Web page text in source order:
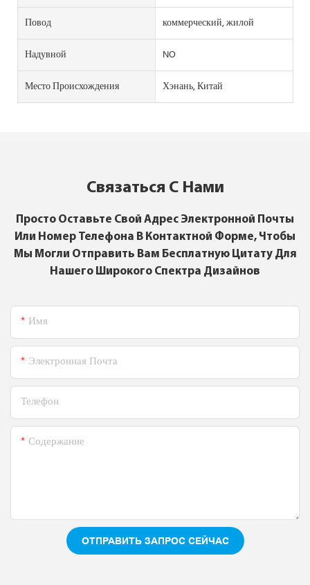
Повод
коммерческий, жилой
Надувной
NO
Место Происхождения
Хэнань, Китай
Связаться С Нами
Просто Оставьте Свой Адрес Электронной Почты
Или Номер Телефона В Контактной Форме, Чтобы
Мы Могли Отправить Вам Бесплатную Цитату Для
Нашего Широкого Спектра Дизайнов
Имя
Электронная Почта
Телефон
Содержание
ОТПРАВИТЬ ЗАПРОС СЕЙЧАС